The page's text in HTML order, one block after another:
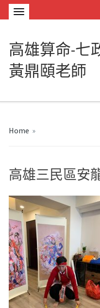
高雄算命-七
黃鼎頤老師
Home »
高雄三民區安